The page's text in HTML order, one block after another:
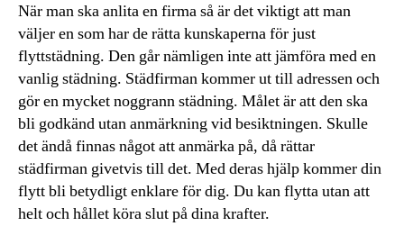
När man ska anlita en firma så är det viktigt att man
väljer en som har de rätta kunskaperna för just
flyttstädning. Den går nämligen inte att jämföra med en
vanlig städning. Städfirman kommer ut till adressen och
gör en mycket noggrann städning. Målet är att den ska
bli godkänd utan anmärkning vid besiktningen. Skulle
det ändå finnas något att anmärka på, då rättar
städfirman givetvis till det. Med deras hjälp kommer din
flytt bli betydligt enklare för dig. Du kan flytta utan att
helt och hållet köra slut på dina krafter.